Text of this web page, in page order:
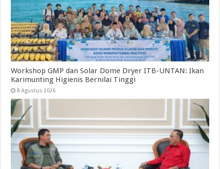
Workshop GMP dan Solar Dome Dryer ITB-UNTAN: Ikan
Karimunting Higienis Bernilai Tinggi
8 Agustus 2026